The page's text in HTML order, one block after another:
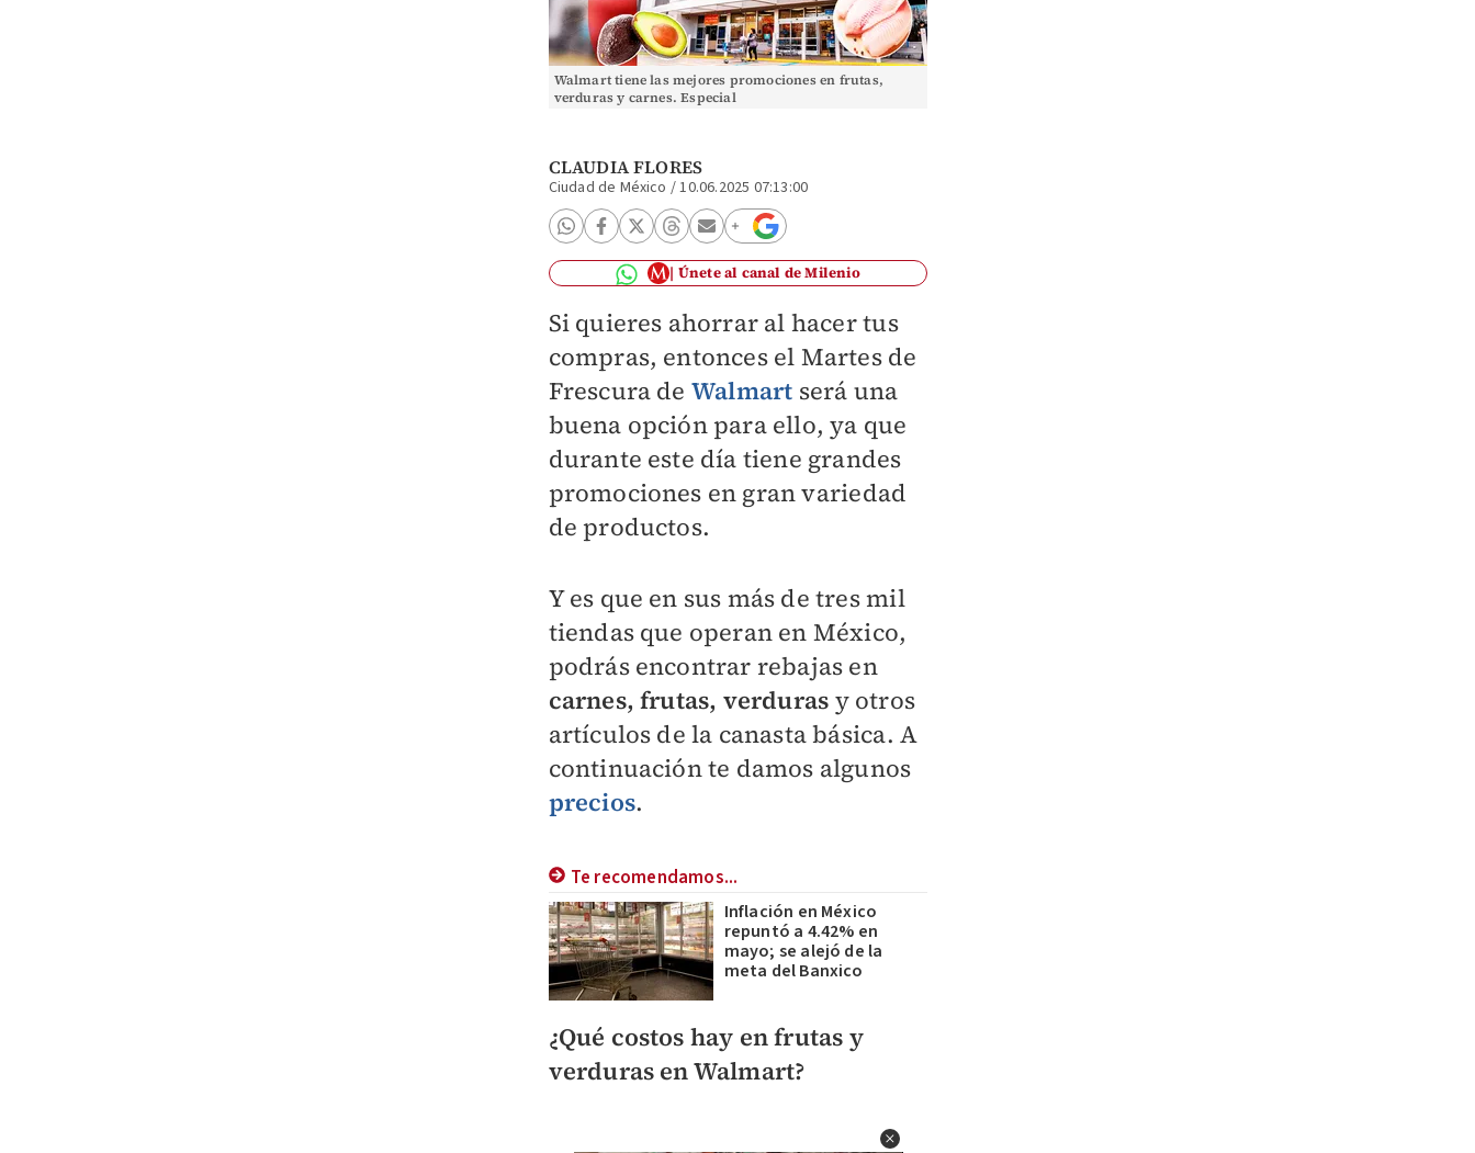
Walmart tiene las mejores promociones en frutas,
verduras y carnes. Especial
CLAUDIA FLORES
Ciudad de México /10.06.2025 07:13:00
Únete al canal de Milenio
Si quieres ahorrar al hacer tus
compras, entonces el Martes de
Frescura de Walmart será una
buena opción para ello, ya que
durante este día tiene grandes
promociones en gran variedad
de productos.
Y es que en sus más de tres mil
tiendas que operan en México,
podrás encontrar rebajas en
carnes, frutas, verduras y otros
artículos de la canasta básica. A
continuación te damos algunos
precios.
Te recomendamos...
Inflación en México
repuntó a 4.42% en
mayo; se alejó de la
meta del Banxico
¿Qué costos hay en frutas y
verduras en Walmart?